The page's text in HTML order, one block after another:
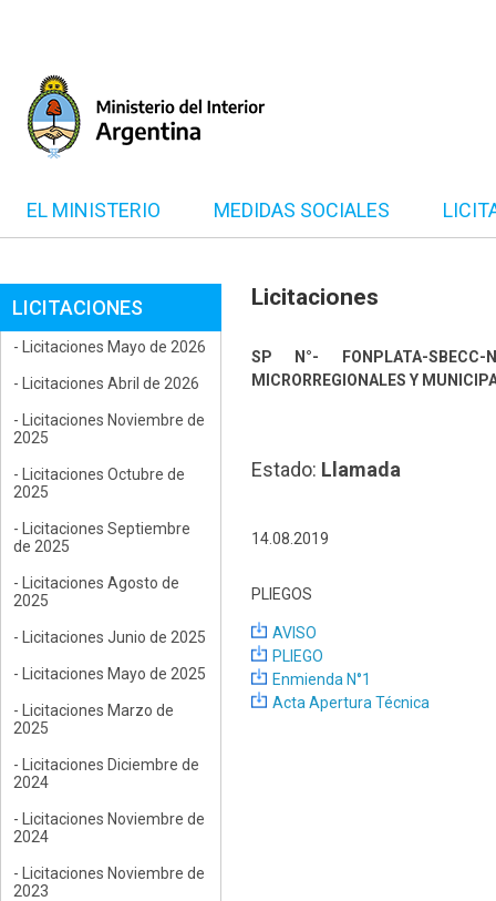
EL MINISTERIO MEDIDAS SOCIALES
LICITACIONES
- Licitaciones Mayo de 2026
- Licitaciones Abril de 2026
- Licitaciones Noviembre de
2025
- Licitaciones Octubre de
2025
- Licitaciones Septiembre
de 2025
- Licitaciones Agosto de
2025
- Licitaciones Junio de 2025
- Licitaciones Mayo de 2025
- Licitaciones Marzo de
2025
- Licitaciones Diciembre de
2024
- Licitaciones Noviembre de
2024
- Licitaciones Noviembre de
2023
Licitaciones
SP N°- FONPLATA-SBECC-
MICRORREGIONALES Y
Estado: Llamada
14.08.2019
PLIEGOS
AVISO
PLIEGO
Enmienda N°1
Acta Apertura Técnica